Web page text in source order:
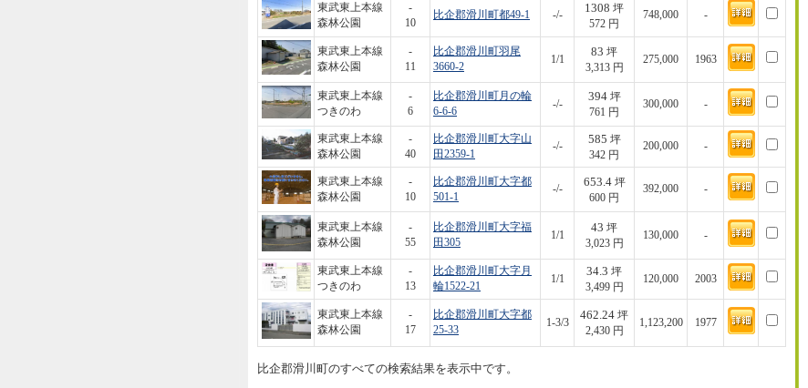
東武東上本線
森林公園
-
10
比企郡滑川町都49-1 -/-
1308 坪
572 円
748,000 -
東武東上本線
森林公園
-
11
比企郡滑川町羽尾
3660-2
1/1
83 坪
3,313 円
275,000 1963
東武東上本線
つきのわ
-
6
比企郡滑川町月の輪
6-6-6
-/-
394坪
761 円
300,000 -
東武東上本線
森林公園
-
40
比企郡滑川町大字山
田2359-1
-/-
585 坪
342 円
200,000 -
東武東上本線
森林公園
-
10
比企郡滑川町大字都
501-1
-/-
653.4坪
600 円
392,000 -
東武東上本線
森林公園
-
55
比企郡滑川町大字福
田305
1/1
43 坪
3,023 円
130,000 -
東武東上本線
つきのわ
-
13
比企郡滑川町大字月
輪1522-21
1/1
34.3 坪
3,499 円
120,000 2003
東武東上本線
森林公園
-
17
比企郡滑川町大字都
25-33
1-3/3
462.24 坪
2,430 円
1,123,200 1977
比企郡滑川町のすべての検索結果を表示中です。